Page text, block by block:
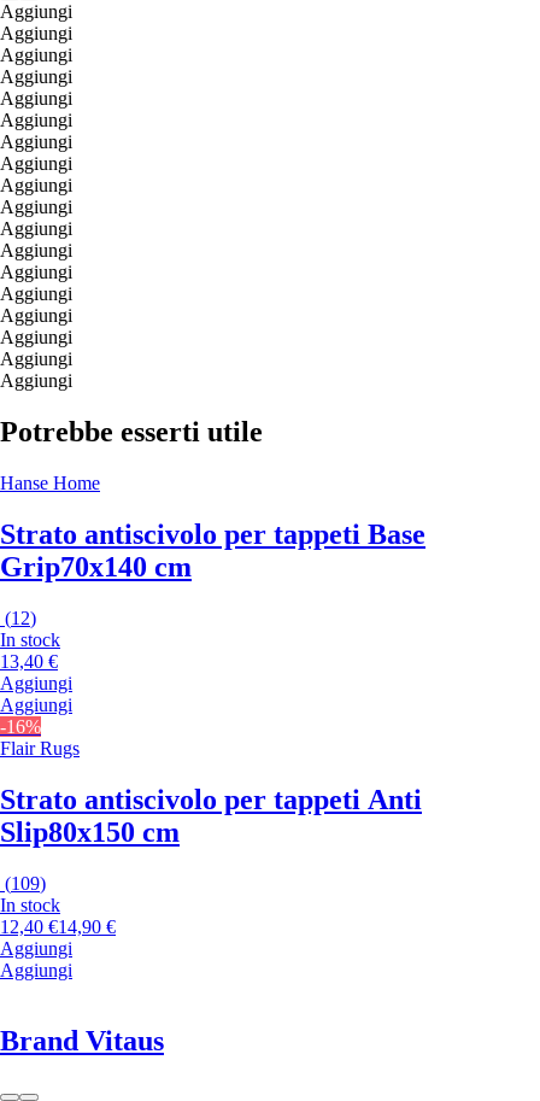
Aggiungi
Aggiungi
Aggiungi
Aggiungi
Aggiungi
Aggiungi
Aggiungi
Aggiungi
Aggiungi
Aggiungi
Aggiungi
Aggiungi
Aggiungi
Aggiungi
Aggiungi
Aggiungi
Aggiungi
Aggiungi
Potrebbe esserti utile
Hanse Home
Strato antiscivolo per tappeti Base
Grip70x140 cm
(12)
In stock
13,40 €
Aggiungi
Aggiungi
-16%
Flair Rugs
Strato antiscivolo per tappeti Anti
Slip80x150 cm
(109)
In stock
12,40 €14,90 €
Aggiungi
Aggiungi
Brand Vitaus